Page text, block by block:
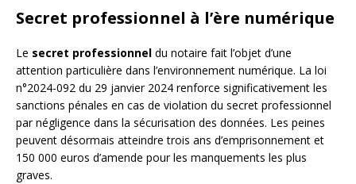
Secret professionnel à l’ère numérique
Le secret professionnel du notaire fait l’objet d’une
attention particulière dans l’environnement numérique. La loi
n°2024-092 du 29 janvier 2024 renforce significativement les
sanctions pénales en cas de violation du secret professionnel
par négligence dans la sécurisation des données. Les peines
peuvent désormais atteindre trois ans d’emprisonnement et
150 000 euros d’amende pour les manquements les plus
graves.